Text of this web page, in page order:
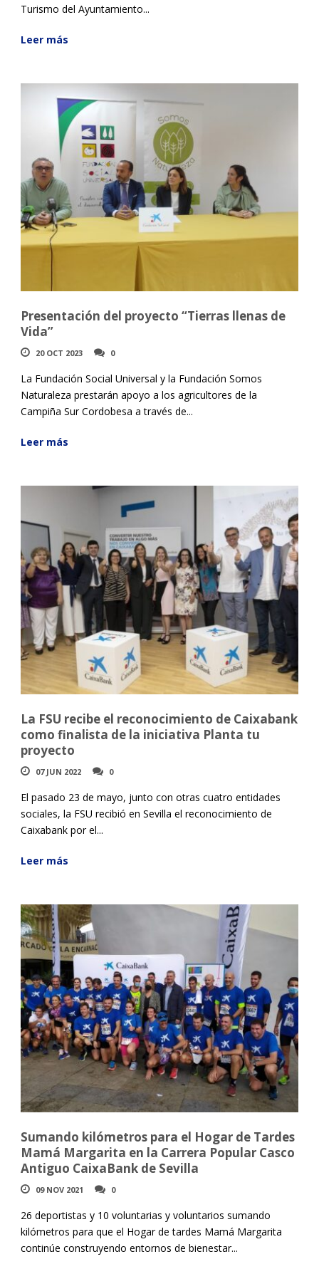
Turismo del Ayuntamiento...
Leer más
Presentación del proyecto “Tierras llenas de
Vida”
20 OCT 2023 0
La Fundación Social Universal y la Fundación Somos
Naturaleza prestarán apoyo a los agricultores de la
Campiña Sur Cordobesa a través de...
Leer más
La FSU recibe el reconocimiento de Caixabank
como finalista de la iniciativa Planta tu
proyecto
07 JUN 2022 0
El pasado 23 de mayo, junto con otras cuatro entidades
sociales, la FSU recibió en Sevilla el reconocimiento de
Caixabank por el...
Leer más
Sumando kilómetros para el Hogar de Tardes
Mamá Margarita en la Carrera Popular Casco
Antiguo CaixaBank de Sevilla
09 NOV 2021 0
26 deportistas y 10 voluntarias y voluntarios sumando
kilómetros para que el Hogar de tardes Mamá Margarita
continúe construyendo entornos de bienestar...